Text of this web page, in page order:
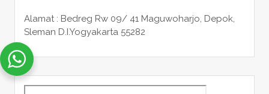
Alamat : Bedreg Rw 09/ 41 Maguwoharjo, Depok,
Sleman D.I.Yogyakarta 55282